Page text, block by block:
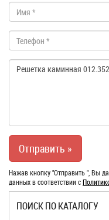
Нажав кнопку "Отправить ", Вы
данных в соответствии с